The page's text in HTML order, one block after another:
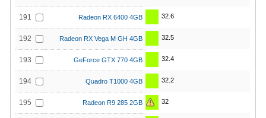
191 Radeon RX 6400 4GB 32.6
192 Radeon RX Vega M GH 4GB 32.5
193 GeForce GTX 770 4GB 32.4
194 Quadro T1000 4GB 32.2
195 Radeon R9 285 2GB 32